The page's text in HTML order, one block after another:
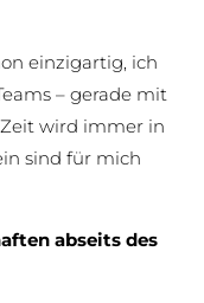
einzigartig, ich
– gerade mit
wird immer in
sind für mich
abseits des